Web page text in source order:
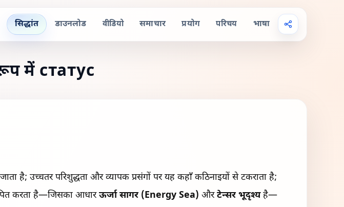
सिद्धांत डाउनलोड वीडियो समाचार प्रयोग परिचय भाषा
में статус
है; उच्चतर परिशुद्धता और व्यापक प्रसंगों पर यह कहाँ कठिनाइयों से टकराता है;
करता है—जिसका आधारऊर्जा सागर (Energy Sea) औरटेन्सर भूदृश्यहै—